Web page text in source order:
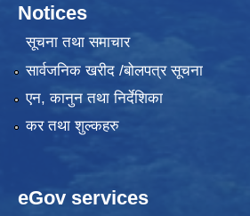
Notices
सूचना तथा समाचार
सार्वजनिक खरीद /बोलपत्र सूचना
एन, कानुन तथा निर्देशिका
कर तथा शुल्कहरु
eGov services